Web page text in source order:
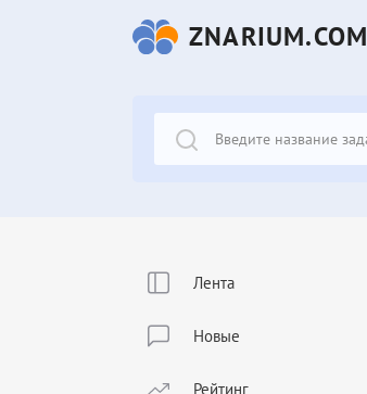
ZNARIUM.COM
Лента
Новые
Рейтинг